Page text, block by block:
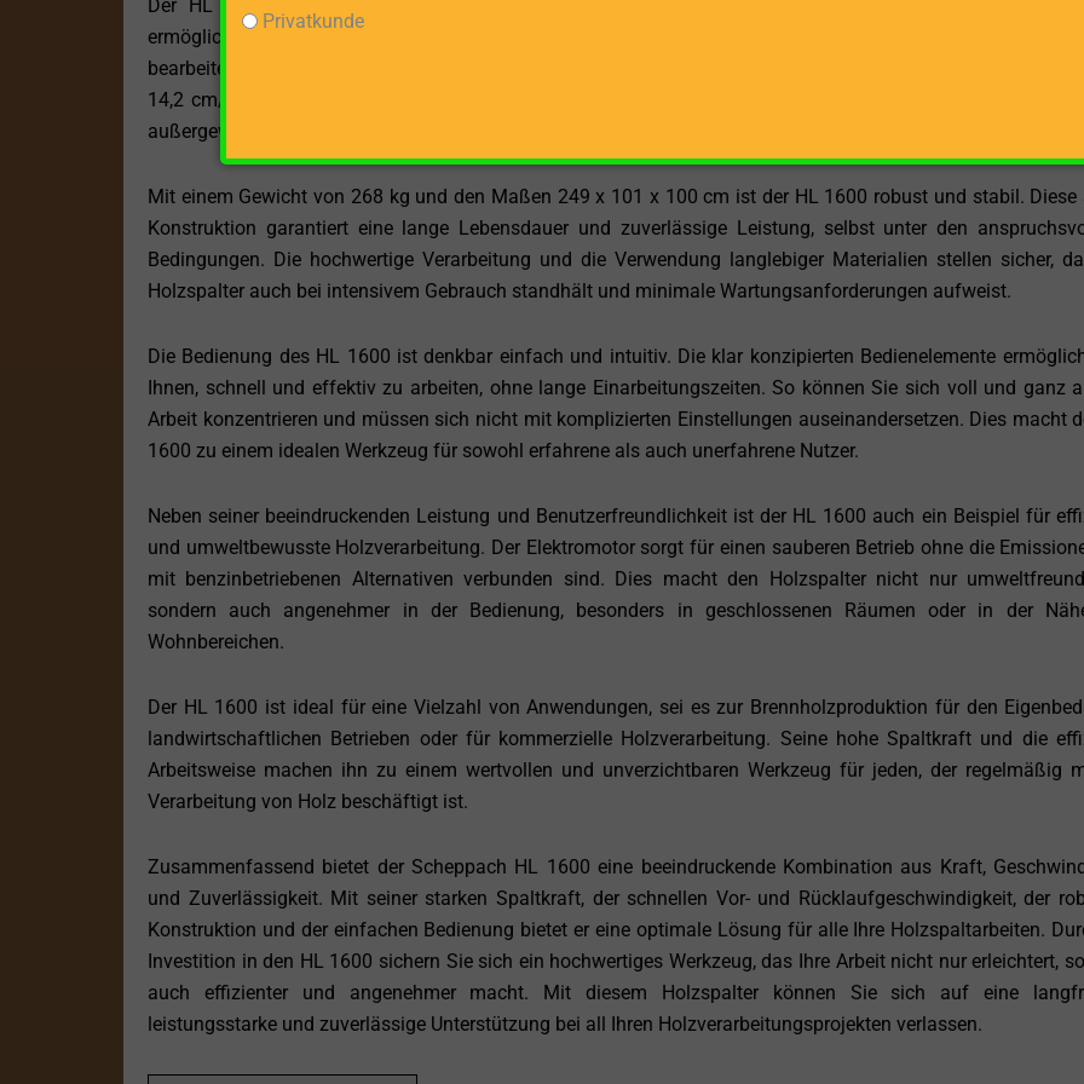
Der HL 1600 besticht durch seine stehende Bauweise, die eine komfortable und sichere
ermöglicht. Diese ergonomische Ausrichtung erlaubt es Ihnen, das Holz ohne übermäßiges Bücken oder
bearbeiten, was die körperliche Anstrengung reduziert und die Effizienz erhöht. Mit einer
14,2 cm/s und einer Rücklaufgeschwindigkeit von 6,4 cm/s ist der Holzspalter nicht nur kraftvoll, sondern
außergewöhnlich schnell, was Ihnen erlaubt, in kürzerer Zeit mehr Holz zu verarbeiten.
Mit einem Gewicht von 268 kg und den Maßen 249 x 101 x 100 cm ist der HL 1600 robust und stabil. Diese
Konstruktion garantiert eine lange Lebensdauer und zuverlässige Leistung, selbst unter den
Bedingungen. Die hochwertige Verarbeitung und die Verwendung langlebiger Materialien stellen sicher,
Holzspalter auch bei intensivem Gebrauch standhält und minimale Wartungsanforderungen aufweist.
Die Bedienung des HL 1600 ist denkbar einfach und intuitiv. Die klar konzipierten Bedienelemente
Ihnen, schnell und effektiv zu arbeiten, ohne lange Einarbeitungszeiten. So können Sie sich voll und ganz
Arbeit konzentrieren und müssen sich nicht mit komplizierten Einstellungen auseinandersetzen. Dies macht
1600 zu einem idealen Werkzeug für sowohl erfahrene als auch unerfahrene Nutzer.
Neben seiner beeindruckenden Leistung und Benutzerfreundlichkeit ist der HL 1600 auch ein Beispiel für
und umweltbewusste Holzverarbeitung. Der Elektromotor sorgt für einen sauberen Betrieb ohne die
mit benzinbetriebenen Alternativen verbunden sind. Dies macht den Holzspalter nicht nur
sondern auch angenehmer in der Bedienung, besonders in geschlossenen Räumen oder in der
Wohnbereichen.
Der HL 1600 ist ideal für eine Vielzahl von Anwendungen, sei es zur Brennholzproduktion für den
landwirtschaftlichen Betrieben oder für kommerzielle Holzverarbeitung. Seine hohe Spaltkraft und die
Arbeitsweise machen ihn zu einem wertvollen und unverzichtbaren Werkzeug für jeden, der regelmäßig
Verarbeitung von Holz beschäftigt ist.
Zusammenfassend bietet der Scheppach HL 1600 eine beeindruckende Kombination aus Kraft,
und Zuverlässigkeit. Mit seiner starken Spaltkraft, der schnellen Vor- und Rücklaufgeschwindigkeit, der
Konstruktion und der einfachen Bedienung bietet er eine optimale Lösung für alle Ihre Holzspaltarbeiten.
Investition in den HL 1600 sichern Sie sich ein hochwertiges Werkzeug, das Ihre Arbeit nicht nur erleichtert,
auch effizienter und angenehmer macht. Mit diesem Holzspalter können Sie sich auf eine
leistungsstarke und zuverlässige Unterstützung bei all Ihren Holzverarbeitungsprojekten verlassen.
Privatkunde